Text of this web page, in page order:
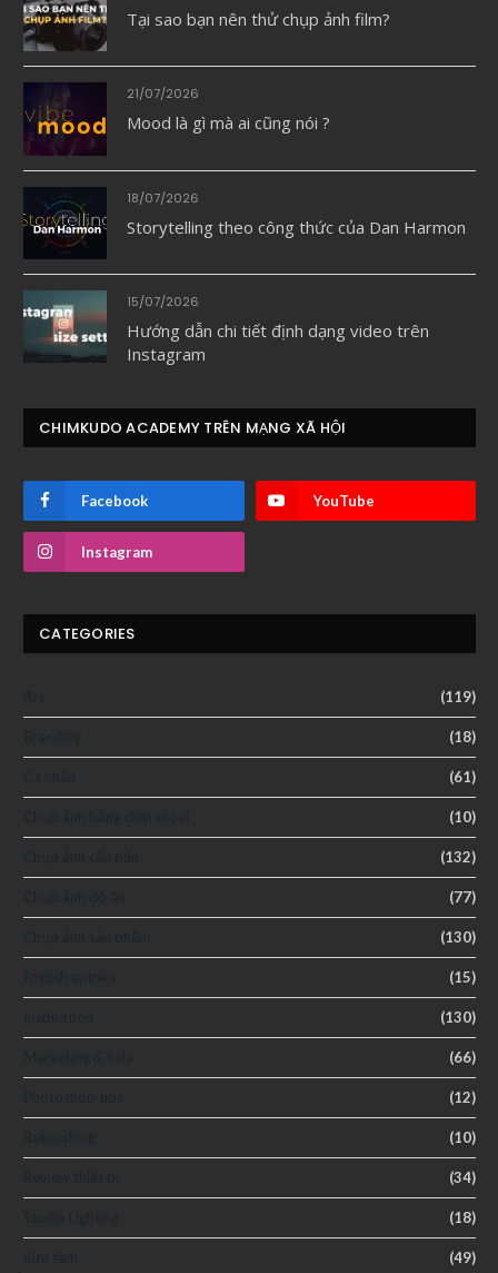
Tại sao bạn nên thử chụp ảnh film?
21/07/2026
Mood là gì mà ai cũng nói ?
18/07/2026
Storytelling theo công thức của Dan Harmon
15/07/2026
Hướng dẫn chi tiết định dạng video trên
Instagram
CHIMKUDO ACADEMY TRÊN MẠNG XÃ HỘI
Facebook YouTube
Instagram
CATEGORIES
(119)
(18)
(61)
(10)
(132)
(77)
(130)
(15)
(130)
(66)
(12)
(10)
(34)
(18)
(49)